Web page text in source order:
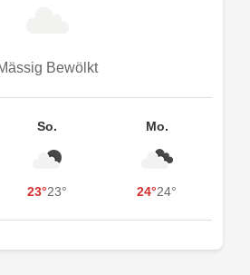
Bewölkt
So.
23°23°
Mo.
24°24°